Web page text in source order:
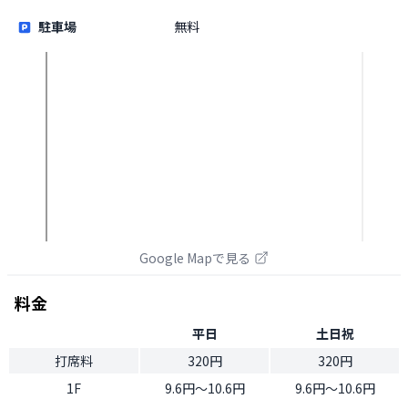
駐車場
無料
Google Mapで見る
料金
平日
土日祝
打席料
320円
320円
1F
9.6円〜10.6円
9.6円〜10.6円